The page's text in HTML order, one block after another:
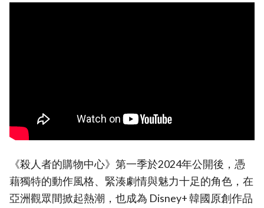
《殺人者的購物中心》第一季於2024年公開後，憑
藉獨特的動作風格、緊湊劇情與魅力十足的角色，在
亞洲觀眾間掀起熱潮，也成為 Disney+ 韓國原創作品